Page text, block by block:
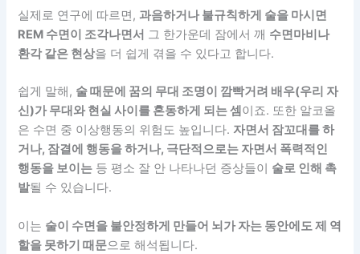
실제로 연구에 따르면, 과음하거나 불규칙하게 술을 마시면
REM 수면이 조각나면서 그 한가운데 잠에서 깨 수면마비나
환각 같은 현상을 더 쉽게 겪을 수 있다고 합니다.
쉽게 말해, 술 때문에 꿈의 무대 조명이 깜빡거려 배우(우리 자
신)가 무대와 현실 사이를 혼동하게 되는 셈 이죠. 또한 알코올
은 수면 중 이상행동의 위험도 높입니다. 자면서 잠꼬대를 하
거나, 잠결에 행동을 하거나, 극단적으로는 자면서 폭력적인
행동을 보이는 등 평소 잘 안 나타나던 증상들이 술로 인해 촉
발될 수 있습니다.
이는 술이 수면을 불안정하게 만들어 뇌가 자는 동안에도 제 역
할을 못하기 때문으로 해석됩니다.